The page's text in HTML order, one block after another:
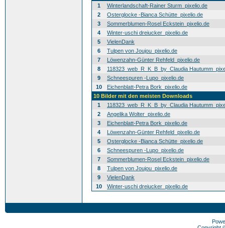
1
Winterlandschaft-Rainer Sturm_pixelio.de
2
Osterglocke -Bianca Schütte_pixelio.de
3
Sommerblumen-Rosel Eckstein_pixelio.de
4
Winter-uschi dreiucker_pixelio.de
5
VielenDank
6
Tulpen von Joujou_pixelio.de
7
Löwenzahn-Günter Rehfeld_pixelio.de
8
118323_web_R_K_B_by_Claudia
9
Schneespuren -Lupo_pixelio.de
10
Eichenblatt-Petra Bork_pixelio.de
10 Bilder mit den meisten Downloads
1
118323_web_R_K_B_by_Claudia
2
Angelika Wolter_pixelio.de
3
Eichenblatt-Petra Bork_pixelio.de
4
Löwenzahn-Günter Rehfeld_pixelio.de
5
Osterglocke -Bianca Schütte_pixelio.de
6
Schneespuren -Lupo_pixelio.de
7
Sommerblumen-Rosel Eckstein_pixelio.de
8
Tulpen von Joujou_pixelio.de
9
VielenDank
10
Winter-uschi dreiucker_pixelio.de